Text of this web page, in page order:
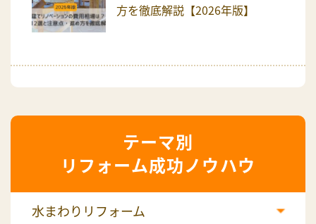
方を徹底解説【2026年版】
リフォーム成功ノウハウ
水まわりリフォーム